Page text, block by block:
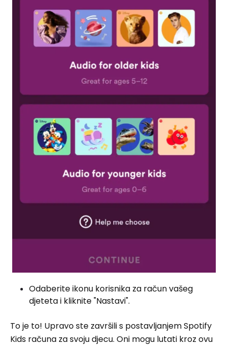
Odaberite ikonu korisnika za račun vašeg
djeteta i kliknite "Nastavi".
To je to! Upravo ste završili s postavljanjem Spotify
Kids računa za svoju djecu. Oni mogu lutati kroz ovu